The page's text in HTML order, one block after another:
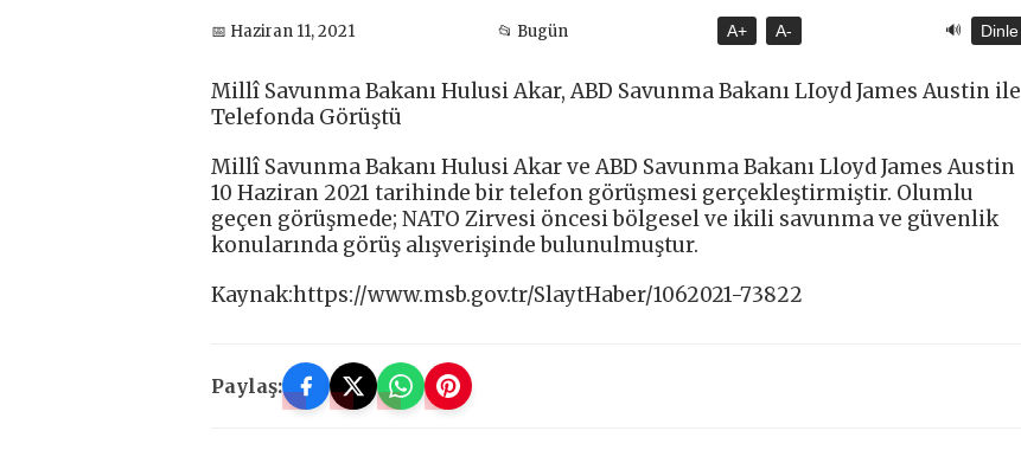
📅 Haziran 11, 2021 📂 Bugün A+ A- 🔊 Dinle
Millî Savunma Bakanı Hulusi Akar, ABD Savunma Bakanı LIoyd James Austin ile
Telefonda Görüştü
Millî Savunma Bakanı Hulusi Akar ve ABD Savunma Bakanı Lloyd James Austin
10 Haziran 2021 tarihinde bir telefon görüşmesi gerçekleştirmiştir. Olumlu
geçen görüşmede; NATO Zirvesi öncesi bölgesel ve ikili savunma ve güvenlik
konularında görüş alışverişinde bulunulmuştur.
Kaynak:https://www.msb.gov.tr/SlaytHaber/1062021-73822
Paylaş: